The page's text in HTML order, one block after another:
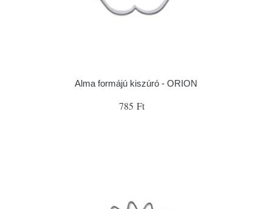
Alma formájú kiszúró - ORION
785 Ft